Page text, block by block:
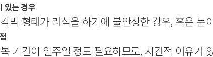
있는 경우
막 형태가 라식을 하기에 불안정한 경우, 혹은
기간이 일주일 정도 필요하므로, 시간적 여유